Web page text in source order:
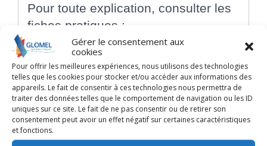
Gérer le consentement aux
cookies
Pour offrir les meilleures expériences, nous utilisons des technologies
telles que les cookies pour stocker et/ou accéder aux informations des
appareils. Le fait de consentir à ces technologies nous permettra de
traiter des données telles que le comportement de navigation ou les ID
uniques sur ce site. Le fait de ne pas consentir ou de retirer son
consentement peut avoir un effet négatif sur certaines caractéristiques
et fonctions.
Pour toute explication, consulter les
fiches pratiques :
PARTICULIERS
Crédit d'impôt en faveur des métiers d'art
Crédit d'impôt famille (CIF)
Crédit d'impôt pour la compétitivité et l'emploi
(CICE)
Crédit d'impôt pour la formation des dirigeants
d'entreprise